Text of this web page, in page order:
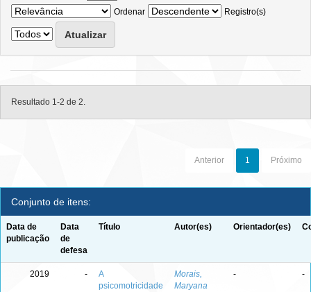
Ordenar
Registro(s)
Resultado 1-2 de 2.
Anterior 1 Próximo
Conjunto de itens:
Data de
publicação
Data
de
defesa
Título Autor(es) Orientador(es)
2019 -
A
psicomotricidade
Morais,
Maryana
- -